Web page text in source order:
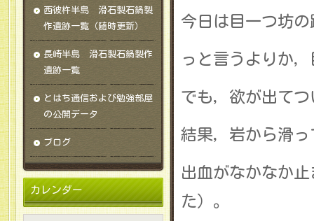
今日は目一つ坊
っと言うよりか
でも，欲が出て
結果，岩から滑
出血がなかなか
た）。
西彼杵半島 滑石製石鍋製
作遺跡一覧（随時更新）
長崎半島 滑石製石鍋製作
遺跡一覧
とはち通信および勉強部屋
の公開データ
ブログ
カレンダー